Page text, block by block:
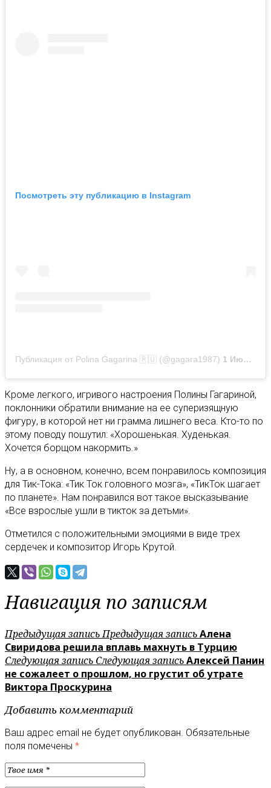
Посмотреть эту публикацию в Instagram
Публикация от Polina Gagarina 🇷🇺 (@gagara1987) 1 Июл 2020 в 6:53 PDT
Кроме легкого, игривого настроения Полины Гагариной,
поклонники обратили внимание на ее суперизящную
фигуру, в которой нет ни грамма лишнего веса. Кто-то по
этому поводу пошутил: «Хорошенькая. Худенькая.
Хочется борщом накормить.»
Ну, а в основном, конечно, всем понравилось композиция
для Тик-Тока: «Тик Ток головного мозга», «ТикТок шагает
по планете». Нам понравился вот такое высказывание
«Все взрослые ушли в тикток за детьми».
Отметился с положительными эмоциями в виде трех
сердечек и композитор Игорь Крутой.
Навигация по записям
Предыдущая записьПредыдущая записьАлена
Свиридова решила вплавь махнуть в Турцию
Следующая запись Следующая записьАлексей Панин
не сожалеет о прошлом, но грустит об утрате
Виктора Проскурина
Добавить комментарий
Ваш адрес email не будет опубликован. Обязательные
поля помечены *